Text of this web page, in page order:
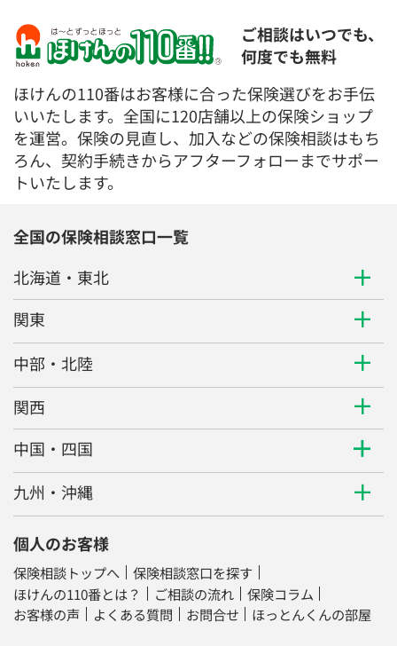
ご相談はいつでも、
何度でも無料
ほけんの110番はお客様に合った保険選びをお手伝
いいたします。全国に120店舗以上の保険ショップ
を運営。保険の見直し、加入などの保険相談はもち
ろん、契約手続きからアフターフォローまでサポー
トいたします。
全国の保険相談窓口一覧
北海道・東北
関東
中部・北陸
関西
中国・四国
九州・沖縄
個人のお客様
保険相談トップへ
保険相談窓口を探す
ほけんの110番とは？
ご相談の流れ
保険コラム
お客様の声
よくある質問 お問合せ ほっとんくんの部屋